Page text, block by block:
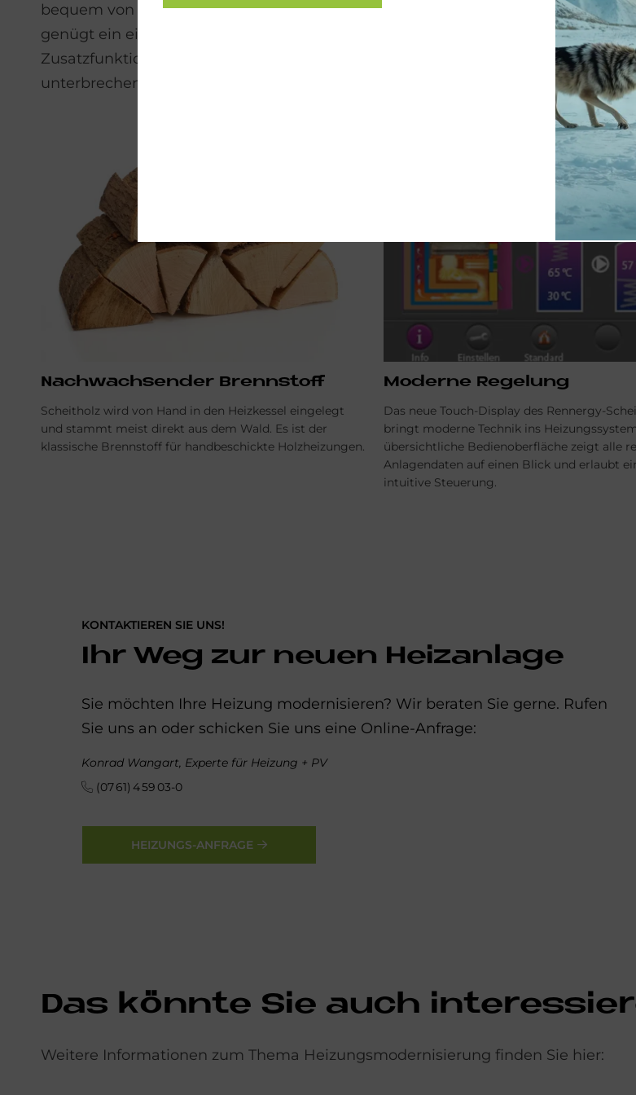
bequem von vorn und ist nur alle ein bis zwei Wochen nötig. Trockenes
genügt ein einmaliges Anheizen pro Tag, in der Übergangszeit reicht oft sogar
Zusatzfunktion kann bei Bedarf den Pufferspeicher abschalten, die Solaranlage
unterbrechen.
Nachwachsender Brennstoff
Scheitholz wird von Hand in den Heizkessel eingelegt
und stammt meist direkt aus dem Wald. Es ist der
klassische Brennstoff für handbeschickte Holzheizungen.
Moderne Regelung
Das neue Touch-Display des Rennergy-
bringt moderne Technik ins
übersichtliche Bedienoberfläche zeigt alle
Anlagendaten auf einen Blick und erlaubt
intuitive Steuerung.
KONTAKTIEREN SIE UNS!
Ihr Weg zur neuen Heizanlage
Sie möchten Ihre Heizung modernisieren? Wir beraten Sie gerne. Rufen
Sie uns an oder schicken Sie uns eine Online-Anfrage:
Konrad Wangart, Experte für Heizung + PV
(07 61) 4 59 03-0
HEIZUNGS-ANFRAGE
Das könn­te Sie auch
Weitere Informationen zum Thema Heizungsmodernisierung finden Sie hier: